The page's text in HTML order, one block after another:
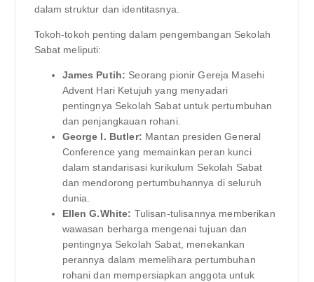
dalam struktur dan identitasnya.
Tokoh-tokoh penting dalam pengembangan Sekolah
Sabat meliputi:
James Putih: Seorang pionir Gereja Masehi
Advent Hari Ketujuh yang menyadari
pentingnya Sekolah Sabat untuk pertumbuhan
dan penjangkauan rohani.
George I. Butler: Mantan presiden General
Conference yang memainkan peran kunci
dalam standarisasi kurikulum Sekolah Sabat
dan mendorong pertumbuhannya di seluruh
dunia.
Ellen G.White: Tulisan-tulisannya memberikan
wawasan berharga mengenai tujuan dan
pentingnya Sekolah Sabat, menekankan
perannya dalam memelihara pertumbuhan
rohani dan mempersiapkan anggota untuk